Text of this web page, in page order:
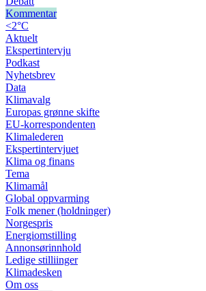
Kommentar
<2°C
Aktuelt
Ekspertintervju
Podkast
Nyhetsbrev
Data
Klimavalg
Europas grønne skifte
EU-korrespondenten
Klimalederen
Ekspertintervjuet
Klima og finans
Tema
Klimamål
Global oppvarming
Folk mener (holdninger)
Norgespris
Energiomstilling
Annonsørinnhold
Ledige stilliinger
Klimadesken
Om oss